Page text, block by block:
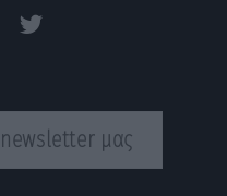
μας